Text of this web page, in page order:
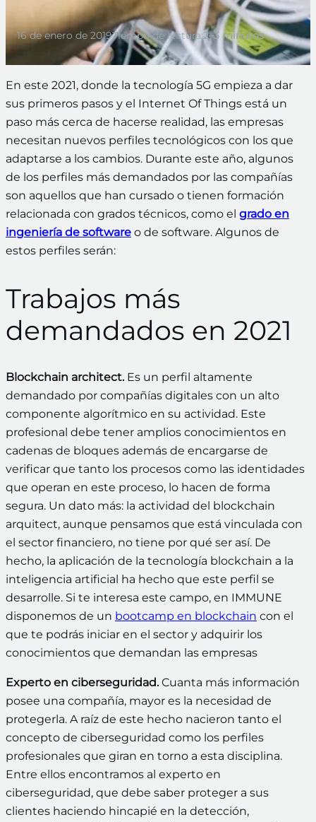
16 de enero de 2019Tiempo de lectura:2–3 minutos
En este 2021, donde la tecnología 5G empieza a dar
sus primeros pasos y el Internet Of Things está un
paso más cerca de hacerse realidad, las empresas
necesitan nuevos perfiles tecnológicos con los que
adaptarse a los cambios. Durante este año, algunos
de los perfiles más demandados por las compañías
son aquellos que han cursado o tienen formación
relacionada con grados técnicos, como el grado en
ingeniería de software o de software. Algunos de
estos perfiles serán:
Trabajos más
demandados en 2021
Blockchain architect. Es un perfil altamente
demandado por compañías digitales con un alto
componente algorítmico en su actividad. Este
profesional debe tener amplios conocimientos en
cadenas de bloques además de encargarse de
verificar que tanto los procesos como las identidades
que operan en este proceso, lo hacen de forma
segura. Un dato más: la actividad del blockchain
arquitect, aunque pensamos que está vinculada con
el sector financiero, no tiene por qué ser así. De
hecho, la aplicación de la tecnología blockchain a la
inteligencia artificial ha hecho que este perfil se
desarrolle. Si te interesa este campo, en IMMUNE
disponemos de un bootcamp en blockchain con el
que te podrás iniciar en el sector y adquirir los
conocimientos que demandan las empresas
Experto en ciberseguridad.Cuanta más información
posee una compañía, mayor es la necesidad de
protegerla. A raíz de este hecho nacieron tanto el
concepto de ciberseguridad como los perfiles
profesionales que giran en torno a esta disciplina.
Entre ellos encontramos al experto en
ciberseguridad, que debe saber proteger a sus
clientes haciendo hincapié en la detección,